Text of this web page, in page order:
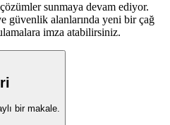
sunmaya devam ediyor.
güvenlik alanlarında yeni bir çağ
imza atabilirsiniz.
bir makale.